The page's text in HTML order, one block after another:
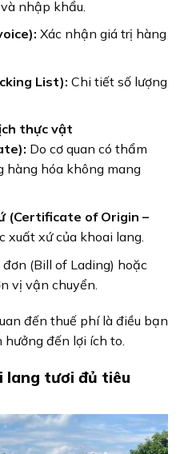
nhập khẩu.
Xác nhận giá trị hàng
List): Chi tiết số lượng
thực vật
Do cơ quan có thẩm
hàng hóa không mang
(Certificate of Origin –
xuất xứ của khoai lang.
(Bill of Lading) hoặc
vị vận chuyển.
đến thuế phí là điều bạn
đến lợi ích to.
lang tươi đủ tiêu